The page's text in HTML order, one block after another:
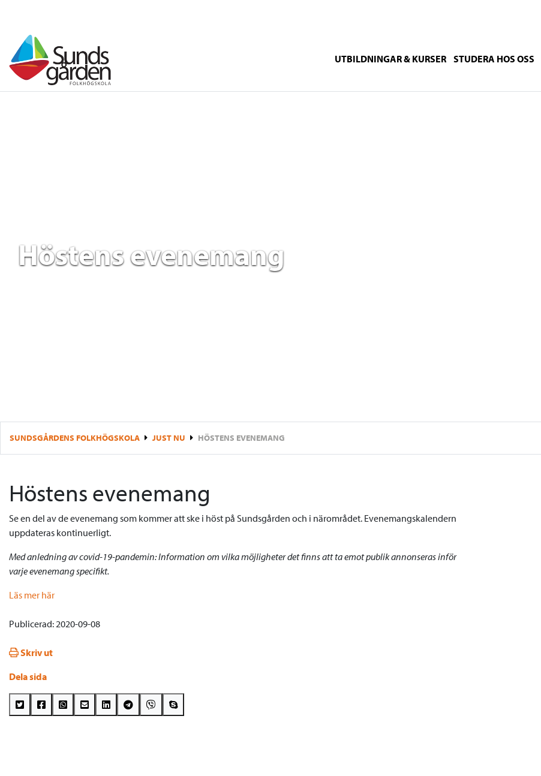
UTBILDNINGAR & KURSER STUDERA HOS OSS
Höstens evenemang
SUNDSGÅRDENS FOLKHÖGSKOLA JUST NU HÖSTENS EVENEMANG
Höstens evenemang
Se en del av de evenemang som kommer att ske i höst på Sundsgården och i närområdet. Evenemangskalendern
uppdateras kontinuerligt.
Med anledning av covid-19-pandemin: Information om vilka möjligheter det finns att ta emot publik annonseras inför
varje evenemang specifikt.
Läs mer här
Publicerad: 2020-09-08
Skriv ut
Dela sida